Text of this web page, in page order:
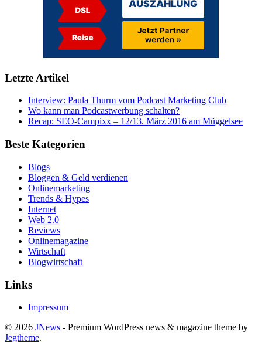
Letzte Artikel
Interview: Paula Thurm vom Podcast Marketing Club
Wo kann man Podcastwerbung schalten?
Recap: SEO-Campixx – 12/13. März 2016 am Müggelsee
Beste Kategorien
Blogs
Bloggen & Geld verdienen
Onlinemarketing
Trends & Hypes
Internet
Web 2.0
Reviews
Onlinemagazine
Wirtschaft
Blogwirtschaft
Links
Impressum
© 2026 JNews - Premium WordPress news & magazine theme by
Jegtheme.